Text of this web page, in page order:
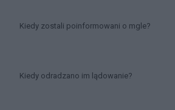
Kiedy zostali poinformowani o mgle?
Kiedy odradzano im lądowanie?